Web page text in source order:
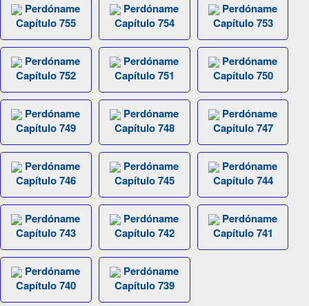
Perdóname
Capítulo 755
Perdóname
Capítulo 754
Perdóname
Capítulo 753
Perdóname
Capítulo 752
Perdóname
Capítulo 751
Perdóname
Capítulo 750
Perdóname
Capítulo 749
Perdóname
Capítulo 748
Perdóname
Capítulo 747
Perdóname
Capítulo 746
Perdóname
Capítulo 745
Perdóname
Capítulo 744
Perdóname
Capítulo 743
Perdóname
Capítulo 742
Perdóname
Capítulo 741
Perdóname
Capítulo 740
Perdóname
Capítulo 739